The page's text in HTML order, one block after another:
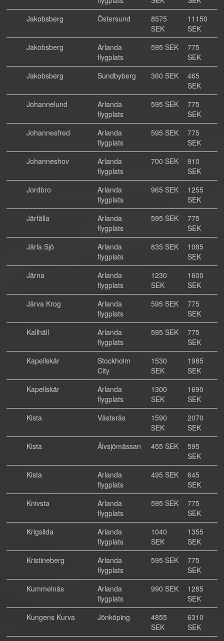
Jakobsberg
Östersund
8575
SEK
11150
SEK
Jakobsberg
Arlanda
flygplats
595 SEK
775
SEK
Jakobsberg
Sundbyberg 360 SEK
465
SEK
Johannelund
Arlanda
flygplats
595 SEK
775
SEK
Johannesfred
Arlanda
flygplats
595 SEK
775
SEK
Johanneshov
Arlanda
flygplats
700 SEK
910
SEK
Jordbro
Arlanda
flygplats
965 SEK
1255
SEK
Järfälla
Arlanda
flygplats
595 SEK
775
SEK
Järla Sjö
Arlanda
flygplats
835 SEK
1085
SEK
Järna
Arlanda
flygplats
1230
SEK
1600
SEK
Järva Krog
Arlanda
flygplats
595 SEK
775
SEK
Kallhäll
Arlanda
flygplats
595 SEK
775
SEK
Kapellskär
Stockholm
City
1530
SEK
1985
SEK
Kapellskär
Arlanda
flygplats
1300
SEK
1690
SEK
Kista
Västerås
1590
SEK
2070
SEK
Kista
Älvsjömässan 455 SEK
595
SEK
Kista
Arlanda
flygplats
495 SEK
645
SEK
Knivsta
Arlanda
flygplats
595 SEK
775
SEK
Krigslida
Arlanda
flygplats
1040
SEK
1355
SEK
Kristineberg
Arlanda
flygplats
595 SEK
775
SEK
Kummelnäs
Arlanda
flygplats
990 SEK
1285
SEK
Kungens Kurva
Jönköping
4855
SEK
6310
SEK